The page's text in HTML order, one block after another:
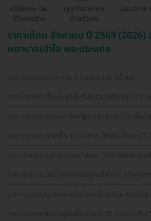
คลินิกและ รพ.
ได้มาตรฐาน
ถูกกว่าจองตรง
ด้วยตัวเอง
ผ่อนสบาย
ราคาเดือน สิงหาคม ปี 2569 (2026)
พยาบาลเปาโล พระประแดง
ราคา ตรวจเฉพาะทางตับ 6 รายการ (20 ปีขึ้นไป)
ราคา ตรวจหาเชื้อและภูมิคุ้มกันไวรัสตับอักเสบบี 3 ราย
ราคา ตรวจคัดกรองมะเร็งหญิง 4 รายการ (35 ปีขึ้นไป)
ราคา ตรวจสุขภาพเด็ก 11 รายการ สำหรับเด็กอายุ 3 ปี
ราคา อัลตราซาวด์ช่องท้องทั้งหมด (U/S Whole
ราคา โปรแกรมตรวจหาสารก่อภูมิแพ้อาหาร 10 รายกา
ราคา ตรวจสมรรถภาพหัวใจด้วยคลื่นสะท้อนความถี่สูง
ราคา ตรวจหาสารก่อภูมิแพ้ในอาหาร 20 รายการ ด้วยวิธี